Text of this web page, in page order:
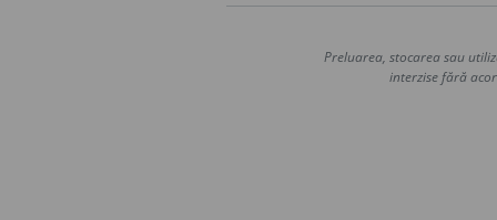
Preluarea, stocarea sau
interzise fără